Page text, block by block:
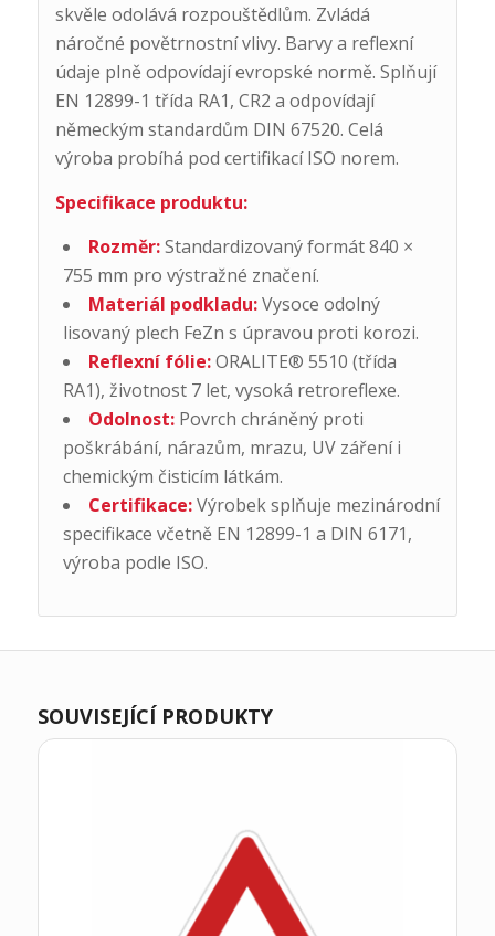
skvěle odolává rozpouštědlům. Zvládá
náročné povětrnostní vlivy. Barvy a reflexní
údaje plně odpovídají evropské normě. Splňují
EN 12899-1 třída RA1, CR2 a odpovídají
německým standardům DIN 67520. Celá
výroba probíhá pod certifikací ISO norem.
Specifikace produktu:
Rozměr:Standardizovaný formát 840 ×
755 mm pro výstražné značení.
Materiál podkladu:Vysoce odolný
lisovaný plech FeZn s úpravou proti korozi.
Reflexní fólie:ORALITE® 5510 (třída
RA1), životnost 7 let, vysoká retroreflexe.
Odolnost:Povrch chráněný proti
poškrábání, nárazům, mrazu, UV záření i
chemickým čisticím látkám.
Certifikace:Výrobek splňuje mezinárodní
specifikace včetně EN 12899-1 a DIN 6171,
výroba podle ISO.
SOUVISEJÍCÍ PRODUKTY